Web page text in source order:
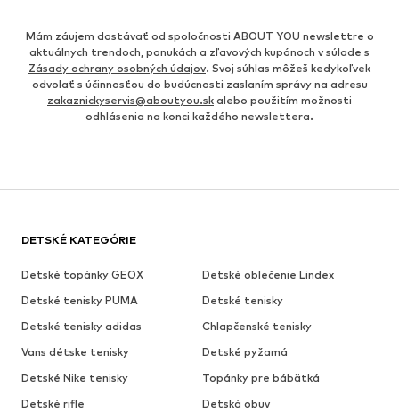
Mám záujem dostávať od spoločnosti ABOUT YOU newslettre o
aktuálnych trendoch, ponukách a zľavových kupónoch v súlade s
Zásady ochrany osobných údajov. Svoj súhlas môžeš kedykoľvek
odvolať s účinnosťou do budúcnosti zaslaním správy na adresu
zakaznickyservis@aboutyou.sk alebo použitím možnosti
odhlásenia na konci každého newslettera.
DETSKÉ KATEGÓRIE
Detské topánky GEOX
Detské oblečenie Lindex
Detské tenisky PUMA
Detské tenisky
Detské tenisky adidas
Chlapčenské tenisky
Vans détske tenisky
Detské pyžamá
Detské Nike tenisky
Topánky pre bábätká
Detské rifle
Detská obuv